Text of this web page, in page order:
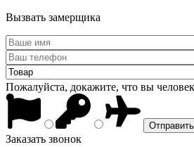
Вызвать замерщика
Пожалуйста, докажите, что вы
Заказать звонок